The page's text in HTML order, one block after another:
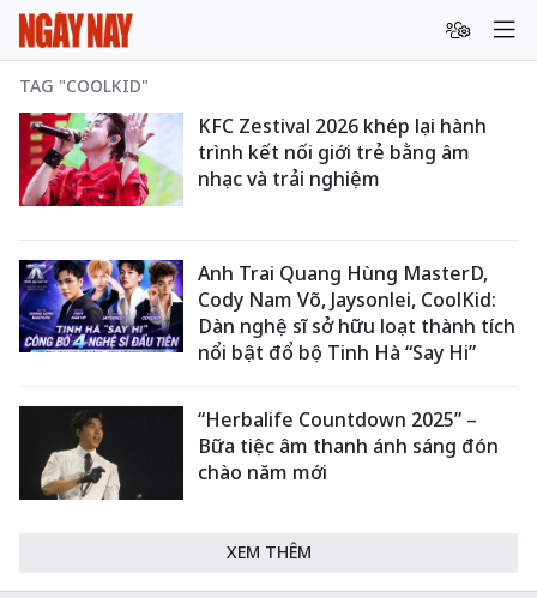
TAG "COOLKID"
KFC Zestival 2026 khép lại hành
trình kết nối giới trẻ bằng âm
nhạc và trải nghiệm
Anh Trai Quang Hùng MasterD,
Cody Nam Võ, Jaysonlei, CoolKid:
Dàn nghệ sĩ sở hữu loạt thành tích
nổi bật đổ bộ Tinh Hà “Say Hi”
“Herbalife Countdown 2025” –
Bữa tiệc âm thanh ánh sáng đón
chào năm mới
XEM THÊM